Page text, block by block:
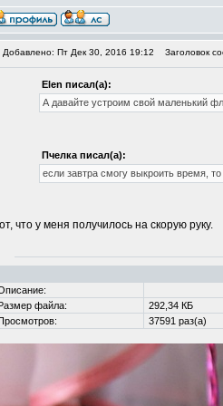
Добавлено: Пт Дек 30, 2016 19:12 Заголовок
Elen писал(а):
А давайте устроим свой маленький
Пчелка писал(а):
если завтра смогу выкроить время,
что у меня получилось на скорую руку.
файла:
292,34 КБ
37591 раз(а)